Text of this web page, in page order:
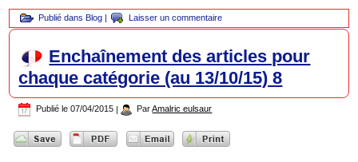
Publié dans Blog Laisser un commentaire
Enchaînement des articles pour
chaque catégorie (au 13/10/15) 8
Publié le 07/04/2015 | Par Amalric eulsaur